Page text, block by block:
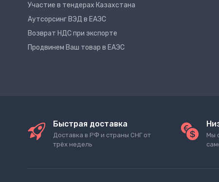
Участие в тендерах Казахстана
Аутсорсинг ВЭД в ЕАЭС
Возврат НДС при экспорте
Продвинем Ваш товар в ЕАЭС
Быстрая доставка
Доставка в РФ и страны СНГ от
трёх недель
Мы